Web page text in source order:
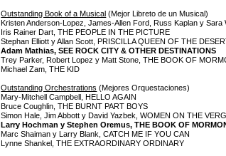
Outstanding Book of a Musical (Mejor Libreto de un Musical)
Kristen Anderson-Lopez, James-Allen Ford, Russ Kaplan y
Iris Rainer Dart, THE PEOPLE IN THE PICTURE
Stephan Elliott y Allan Scott, PRISCILLA QUEEN OF THE
Adam Mathias, SEE ROCK CITY & OTHER DESTINATIONS
Trey Parker, Robert Lopez y Matt Stone, THE BOOK OF
Michael Zam, THE KID
Outstanding Orchestrations (Mejores Orquestaciones)
Mary-Mitchell Campbell, HELLO AGAIN
Bruce Coughlin, THE BURNT PART BOYS
Simon Hale, Jim Abbott y David Yazbek, WOMEN ON THE
Larry Hochman y Stephen Oremus, THE BOOK OF
Marc Shaiman y Larry Blank, CATCH ME IF YOU CAN
Lynne Shankel, THE EXTRAORDINARY ORDINARY